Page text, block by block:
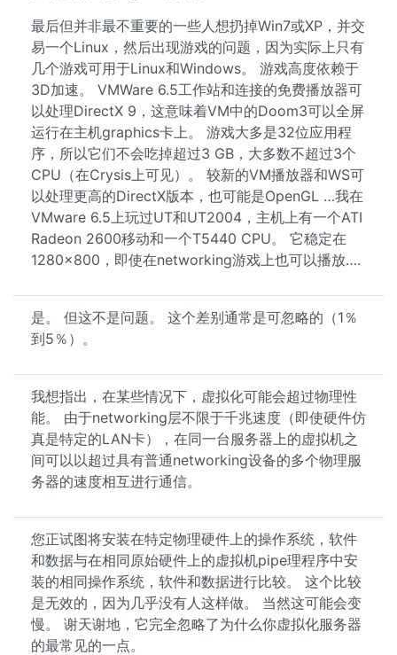
最后但并非最不重要的一些人想扔掉Win7或XP，并交
易一个Linux，然后出现游戏的问题，因为实际上只有
几个游戏可用于Linux和Windows。 游戏高度依赖于
3D加速。 VMWare 6.5工作站和连接的免费播放器可
以处理DirectX 9，这意味着VM中的Doom3可以全屏
运行在主机graphics卡上。 游戏大多是32位应用程
序，所以它们不会吃掉超过3 GB，大多数不超过3个
CPU（在Crysis上可见）。 较新的VM播放器和WS可
以处理更高的DirectX版本，也可能是OpenGL …我在
VMware 6.5上玩过UT和UT2004，主机上有一个ATI
Radeon 2600移动和一个T5440 CPU。 它稳定在
1280×800，即使在networking游戏上也可以播放….
是。 但这不是问题。 这个差别通常是可忽略的（1％
到5％）。
我想指出，在某些情况下，虚拟化可能会超过物理性
能。 由于networking层不限于千兆速度（即使硬件仿
真是特定的LAN卡），在同一台服务器上的虚拟机之
间可以以超过具有普通networking设备的多个物理服
务器的速度相互进行通信。
您正试图将安装在特定物理硬件上的操作系统，软件
和数据与在相同原始硬件上的虚拟机pipe理程序中安
装的相同操作系统，软件和数据进行比较。 这个比较
是无效的，因为几乎没有人这样做。 当然这可能会变
慢。 谢天谢地，它完全忽略了为什么你虚拟化服务器
的最常见的一点。